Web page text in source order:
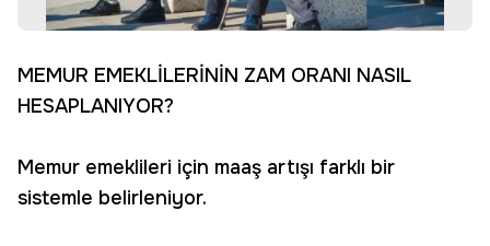
MEMUR EMEKLİLERİNİN ZAM ORANI NASIL
HESAPLANIYOR?
Memur emeklileri için maaş artışı farklı bir
sistemle belirleniyor.